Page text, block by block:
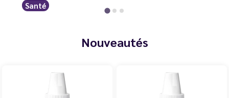
Santé
Nouveautés